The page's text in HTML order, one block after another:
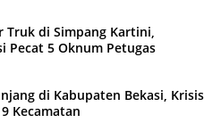
Truk di Simpang Kartini,
Pecat 5 Oknum Petugas
di Kabupaten Bekasi, Krisis
Kecamatan